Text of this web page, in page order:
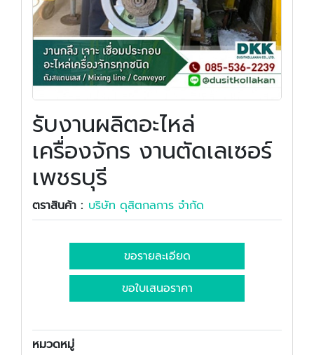
รับงานผลิตอะไหล่
เครื่องจักร งานตัดเลเซอร์
เพชรบุรี
ตราสินค้า : บริษัท ดุสิตกลการ จำกัด
ขอรายละเอียด
ขอใบเสนอราคา
หมวดหมู่